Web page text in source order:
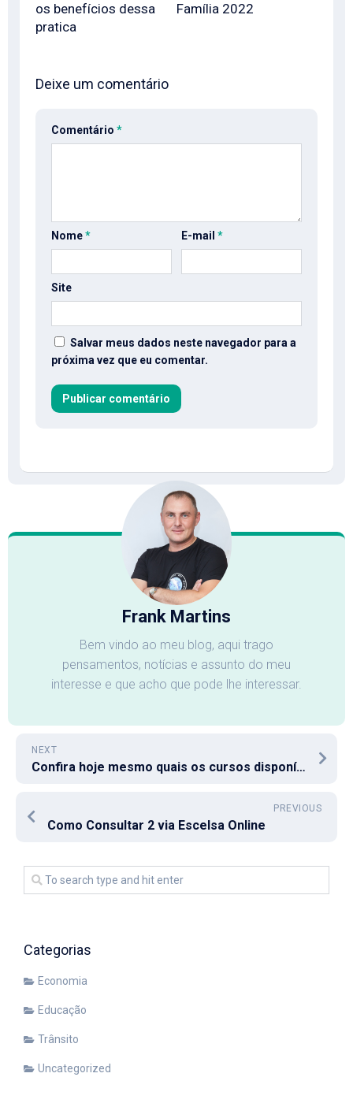
os benefícios dessa
pratica
Família 2022
Deixe um comentário
Comentário *
Nome* E-mail*
Site
Salvar meus dados neste navegador para a
próxima vez que eu comentar.
Frank Martins
Bem vindo ao meu blog, aqui trago
pensamentos, notícias e assunto do meu
interesse e que acho que pode lhe interessar.
NEXT
Confira hoje mesmo quais os cursos disponíveis pelo SENAI Araraquara
PREVIOUS
Como Consultar 2 via Escelsa Online
Categorias
Economia
Educação
Trânsito
Uncategorized